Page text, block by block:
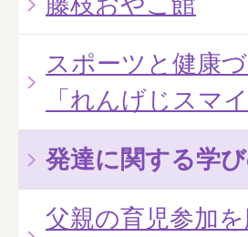
スポーツと健康
「れんげじスマ
発達に関する学
父親の育児参加